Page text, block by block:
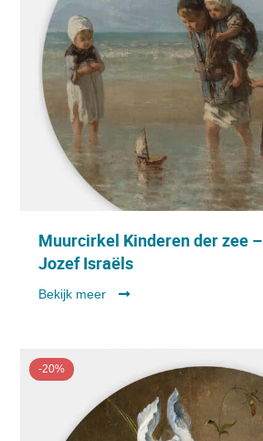
Muurcirkel Kinderen der zee –
Jozef Israëls
Bekijk meer
-20%